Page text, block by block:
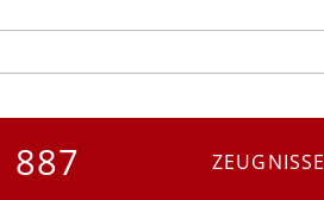
887 ZEUGNISSE